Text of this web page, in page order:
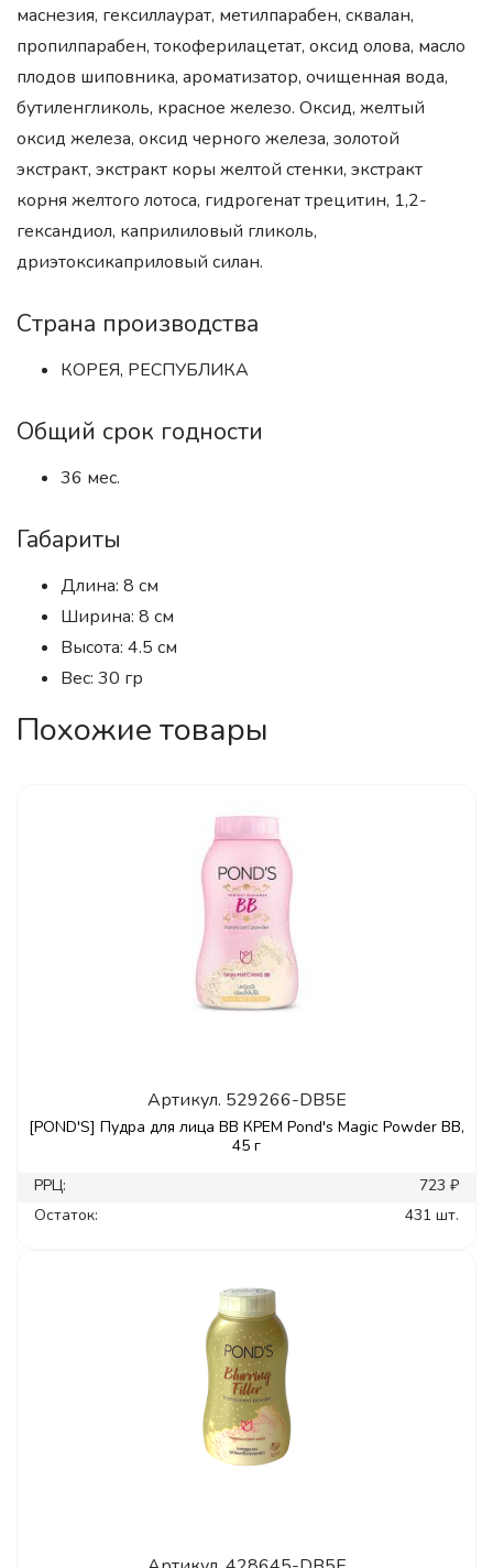
маснезия, гексиллаурат, метилпарабен, сквалан,
пропилпарабен, токоферилацетат, оксид олова, масло
плодов шиповника, ароматизатор, очищенная вода,
бутиленгликоль, красное железо. Оксид, желтый
оксид железа, оксид черного железа, золотой
экстракт, экстракт коры желтой стенки, экстракт
корня желтого лотоса, гидрогенат трецитин, 1,2-
гександиол, каприлиловый гликоль,
дриэтоксикаприловый силан.
Страна производства
КОРЕЯ, РЕСПУБЛИКА
Общий срок годности
36 мес.
Габариты
Длина: 8 см
Ширина: 8 см
Высота: 4.5 см
Вес: 30 гр
Похожие товары
Артикул. 529266-DB5E
[POND'S] Пудра для лица ВВ КРЕМ Pond's Magic Powder BB,
45 г
РРЦ:
723 ₽
Остаток:
431 шт.